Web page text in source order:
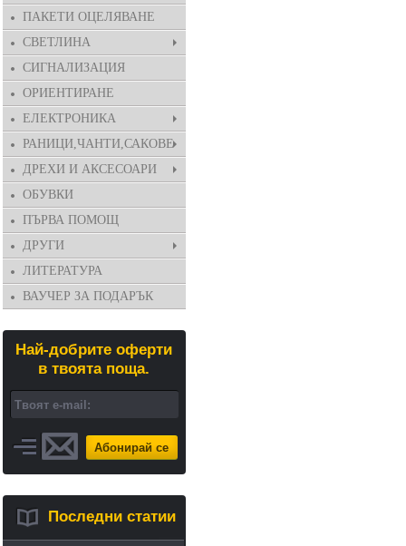
ПАКЕТИ ОЦЕЛЯВАНЕ
СВЕТЛИНА
СИГНАЛИЗАЦИЯ
ОРИЕНТИРАНЕ
ЕЛЕКТРОНИКА
РАНИЦИ,ЧАНТИ,САКОВЕ
ДРЕХИ И АКСЕСОАРИ
ОБУВКИ
ПЪРВА ПОМОЩ
ДРУГИ
ЛИТЕРАТУРА
ВАУЧЕР ЗА ПОДАРЪК
Най-добрите оферти
в твоята поща.
Абонирай се
Последни статии